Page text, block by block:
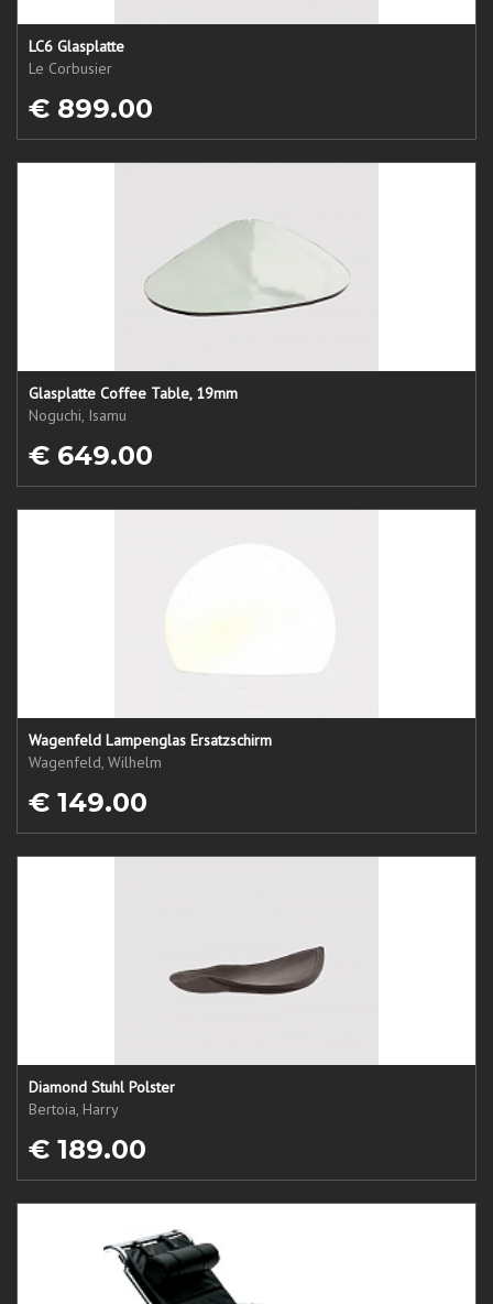
LC6 Glasplatte
Le Corbusier
€ 899.00
Glasplatte Coffee Table, 19mm
Noguchi, Isamu
€ 649.00
Wagenfeld Lampenglas Ersatzschirm
Wagenfeld, Wilhelm
€ 149.00
Diamond Stuhl Polster
Bertoia, Harry
€ 189.00